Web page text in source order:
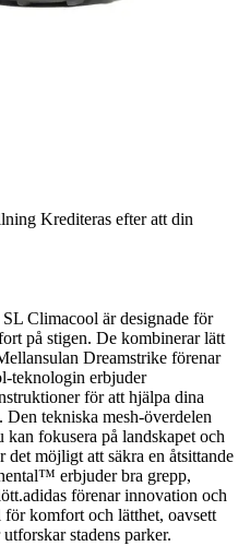
Krediteras efter att din
Climacool är designade för
på stigen. De kombinerar lätt
Dreamstrike förenar
teknologin erbjuder
för att hjälpa dina
tekniska mesh-överdelen
fokusera på landskapet och
möjligt att säkra en åtsittande
erbjuder bra grepp,
förenar innovation och
komfort och lätthet, oavsett
stadens parker.